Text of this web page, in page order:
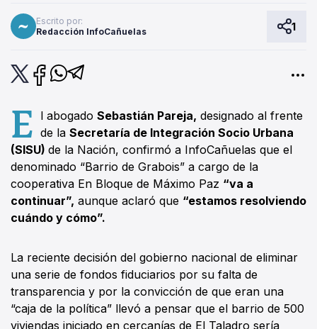
Escrito por:
Redacción InfoCañuelas
1
E l abogadoSebastián Pareja, designado al frente
de laSecretaría de Integración Socio Urbana
(SISU) de la Nación, confirmó a InfoCañuelas que el
denominado “Barrio de Grabois” a cargo de la
cooperativa En Bloque de Máximo Paz “va a
continuar”, aunque aclaró que “estamos resolviendo
cuándo y cómo”.
La reciente decisión del gobierno nacional de eliminar
una serie de fondos fiduciarios por su falta de
transparencia y por la convicción de que eran una
“caja de la política” llevó a pensar que el barrio de 500
viviendas iniciado en cercanías de El Taladro sería